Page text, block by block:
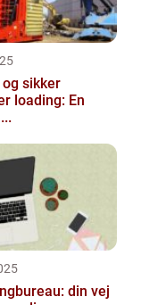
sikker
loading: En
din vej